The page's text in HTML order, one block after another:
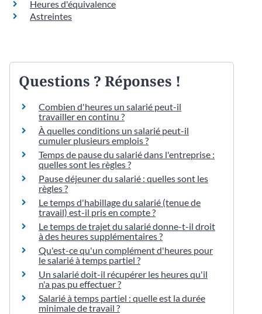
Heures d'équivalence
Astreintes
Questions ? Réponses !
Combien d'heures un salarié peut-il
travailler en continu ?
À quelles conditions un salarié peut-il
cumuler plusieurs emplois ?
Temps de pause du salarié dans l'entreprise :
quelles sont les règles ?
Pause déjeuner du salarié : quelles sont les
règles ?
Le temps d'habillage du salarié (tenue de
travail) est-il pris en compte ?
Le temps de trajet du salarié donne-t-il droit
à des heures supplémentaires ?
Qu'est-ce qu'un complément d'heures pour
le salarié à temps partiel ?
Un salarié doit-il récupérer les heures qu'il
n'a pas pu effectuer ?
Salarié à temps partiel : quelle est la durée
minimale de travail ?